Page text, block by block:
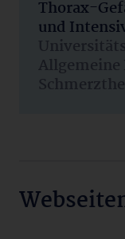
Thorax-
und